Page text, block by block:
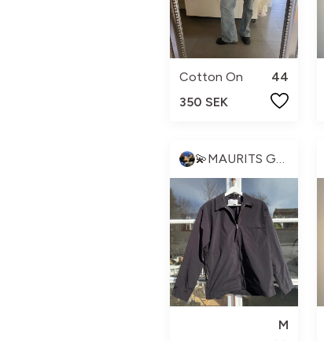
Cotton On
44
350 SEK
M